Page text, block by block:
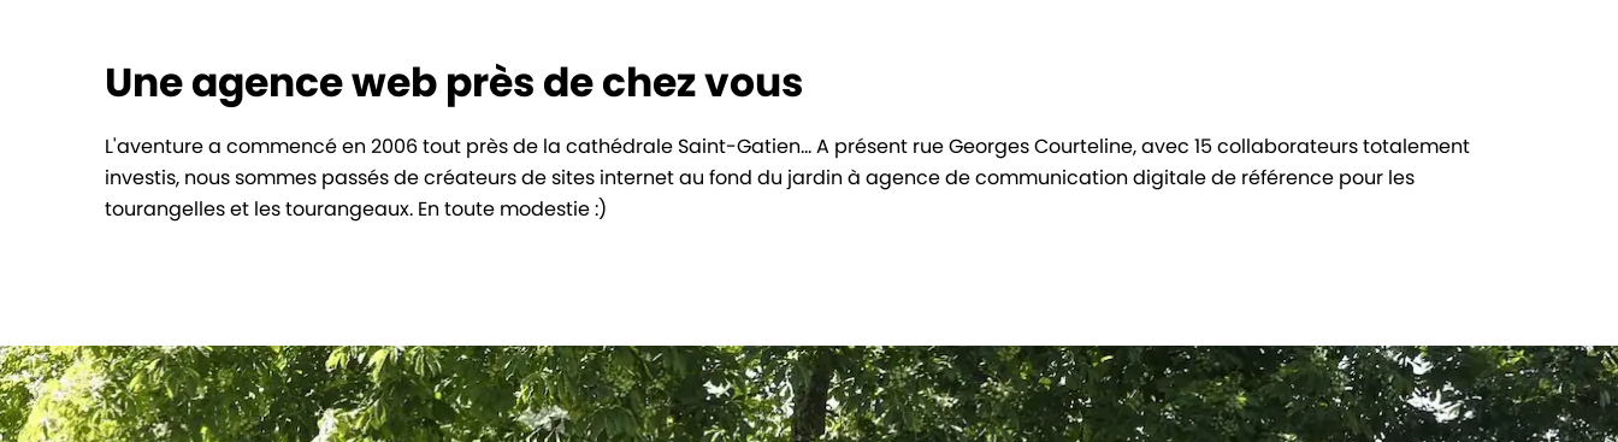
Une agence web près de chez vous
L'aventure a commencé en 2006 tout près de la cathédrale Saint-Gatien... A présent rue Georges Courteline, avec 15 collaborateurs totalement
investis, nous sommes passés de créateurs de sites internet au fond du jardin à agence de communication digitale de référence pour les
tourangelles et les tourangeaux. En toute modestie :)